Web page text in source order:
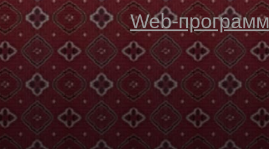
Web-